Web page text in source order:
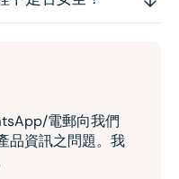
電郵向我們
品資訊之問題。我